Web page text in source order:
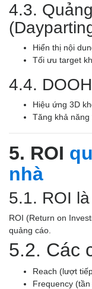
4.3.
Hiển thị nội
Tối ưu target
4.4.
Hiệu ứng 3D
Tăng khả
5. ROI
nhà
5.1. ROI
ROI (Return on
quảng cáo.
5.2. Các
Reach (lượt
Frequency (tần